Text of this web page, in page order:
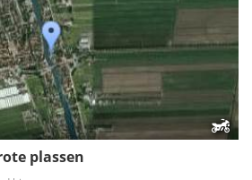
plassen